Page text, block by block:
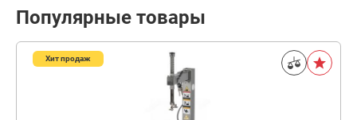
Популярные товары
Хит продаж